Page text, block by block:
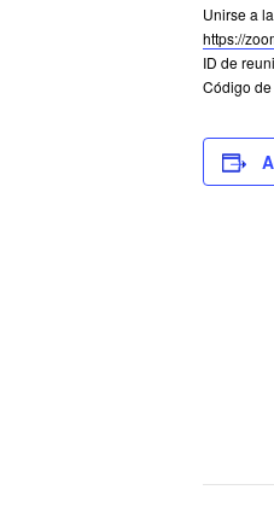
Unirse a
https://
ID de
Código